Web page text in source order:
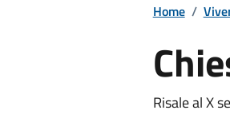
Home /
Risale al X